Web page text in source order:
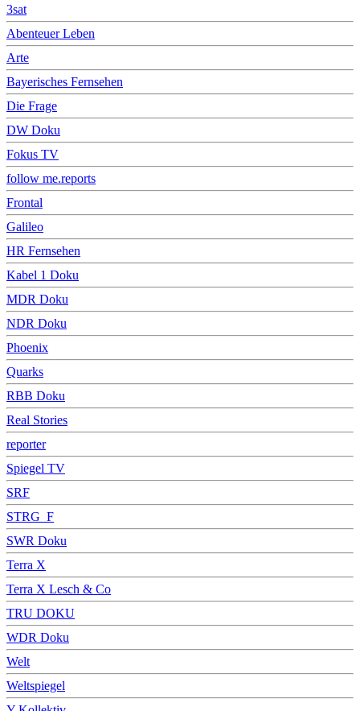
3sat
Abenteuer Leben
Arte
Bayerisches Fernsehen
Die Frage
DW Doku
Fokus TV
follow me.reports
Frontal
Galileo
HR Fernsehen
Kabel 1 Doku
MDR Doku
NDR Doku
Phoenix
Quarks
RBB Doku
Real Stories
reporter
Spiegel TV
SRF
STRG_F
SWR Doku
Terra X
Terra X Lesch & Co
TRU DOKU
WDR Doku
Welt
Weltspiegel